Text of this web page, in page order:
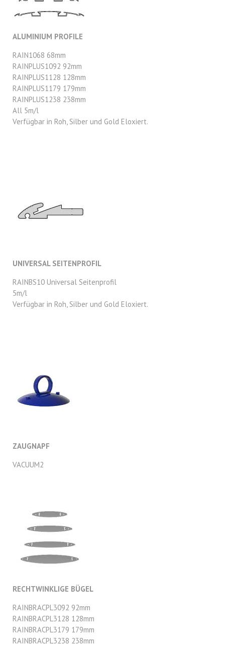
ALUMINIUM PROFILE
RAIN1068 68mm
RAINPLUS1092 92mm
RAINPLUS1128 128mm
RAINPLUS1179 179mm
RAINPLUS1238 238mm
All 5m/l
Verfügbar in Roh, Silber und Gold Eloxiert.
UNIVERSAL SEITENPROFIL
RAINBS10 Universal Seitenprofil
5m/l
Verfügbar in Roh, Silber und Gold Eloxiert.
ZAUGNAPF
VACUUM2
RECHTWINKLIGE BÜGEL
RAINBRACPL3092 92mm
RAINBRACPL3128 128mm
RAINBRACPL3179 179mm
RAINBRACPL3238 238mm